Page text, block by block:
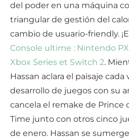
del poder en una máquina
triangular de gestión del
cambio de usuario-friendly.
Console ultime : Nintendo
Xbox Series et Switch 2.
Hassan aclara el paisaje
desarrollo de juegos con su
cancela el remake de Prince
Time junto con otros cinco
de enero. Hassan se